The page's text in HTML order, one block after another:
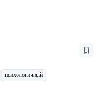
психологичный